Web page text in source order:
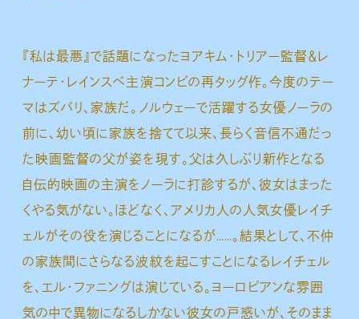
『私は最悪』で話題になったヨアキム・トリアー監督＆レ
ナーテ・レインスベ主演コンビの再タッグ作。今度のテー
マはズバリ、家族だ。ノルウェーで活躍する女優ノーラの
前に、幼い頃に家族を捨てて以来、長らく音信不通だっ
た映画監督の父が姿を現す。父は久しぶり新作となる
自伝的映画の主演をノーラに打診するが、彼女はまった
くやる気がない。ほどなく、アメリカ人の人気女優レイチ
ェルがその役を演じることになるが……。結果として、不仲
の家族間にさらなる波紋を起こすことになるレイチェル
を、エル・ファニングは演じている。ヨーロピアンな雰囲
気の中で異物になるしかない彼女の戸惑いが、そのまま